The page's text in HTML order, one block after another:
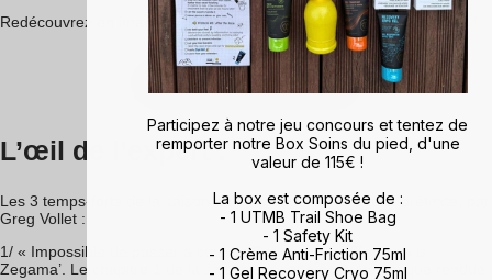
Redécouvrez en image la série Chasing Dreams sur la saison 2021 !
Découvrir la web-série
L’œil de l’expert:
Les 3 temps-forts de la saison à ne manquer sous aucun prétexte, par
Greg Vollet :
1/ « Impossible de passer à côté de Zegama. Car ‘Zegama is
Zegama’. Le chapitre 1 de la saison sur cette épreuve basque rendue
Participez à notre jeu concours et tentez de
remporter notre Box Soins du pied, d'une
valeur de 115€ !
La box est composée de :
- 1 UTMB Trail Shoe Bag
- 1 Safety Kit
- 1 Crème Anti-Friction 75ml
- 1 Gel Recovery Cryo 75ml